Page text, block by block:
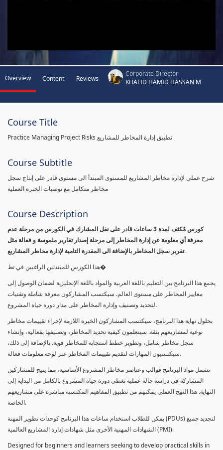
Overview Content Reviews
Corporate Director
KHALID HAMID HASSAN M
Course Title
Practice Managing Project Risks تطبيق إدارة المخاطر للمشاريع
Course Subtitle
شرح عملي لإدارة مخاطر المشاريع للمستوى المبتدأ الى مستوى قادر على إنتاج سجل
مخاطر متكامل مع توصيات الخبرة العملية
Course Description
كورس مٌكثف لمدة 3 ساعات قادر على نقل المشارك في الكورس من مرحلة عدم
معرفة أي معلومة عن إدارة المخاطر إلى مرحلة إصدار تقارير ملموسة و فعالة مثل
تقرير سجل المخاطر بالإضافة الى المقدرة التامية لإدارة مخاطر المشاريع.
هذا الكورس للمبتدئين الراغبين في تط�
يجمع هذا البرنامج بين التعليم باللغة العربية والمواد باللغة الإنجليزية لضمان الوصول إلى
معايير المخاطر على مستوى العالم. سيكتسب المشاركون معرفة شاملة وتقنيات
لتحديد وتصنيف وإدارة المخاطر على مدار دورة حياة المشروع.
بحلول نهاية هذا البرنامج، سيكتسب المشاركون الخبرة اللازمة لإجراء تقييمات مخاطر
نوعية لمشاريعهم بثقة. سيتعلمون كيفية تحديد المخاطر، وتصنيفها بفعالية، وإنشاء
سجل مخاطر شامل، وتطوير خطط استجابة للمخاطر قوية. بالإضافة إلى ذلك،
سيكتسبون المهارات لتقديم تقييمات المخاطر عبر لوحة معلومات فعالة.
تشمل مواد البرنامج قوالب وعناصر مخاطر المشروع الأساسية، مما يتيح للمشاركين
المشاركة في دراسة حالة عملية تغطي دورة حياة المشروع بالكامل من البداية إلى
النهاية. هذا النهج العملي يمكنهم من تطبيق المفاهيم المكتسبة مباشرة على مشاريعهم
الخاصة.
يمكن للطلاب استخدام ساعات هذا البرنامج كوحدات تطوير المهنة (PDUs) لتجديد جميع
الشهادات المهنية الأخرى مثل شهادات إدارة المشاريع العالمية (PMI).
Designed for beginners and learners seeking to develop practical skills in